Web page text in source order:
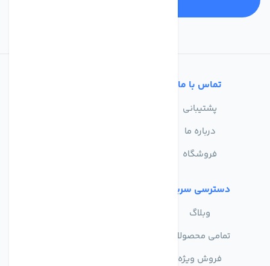
تماس با ما
پشتیبانی
درباره ما
فروشگاه
دسترسی سریع
وبلاگ
تمامی محصولات
فروش ویژه